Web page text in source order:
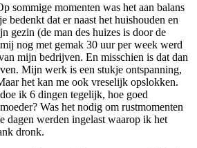
sommige momenten was het aan balans
bedenkt dat er naast het huishouden en
gezin (de man des huizes is door de
nog met gemak 30 uur per week werd
mijn bedrijven. En misschien is dat dan
Mijn werk is een stukje ontspanning,
het kan me ook vreselijk opslokken.
ik 6 dingen tegelijk, hoe goed
Was het nodig om rustmomenten
dagen werden ingelast waarop ik het
dronk.